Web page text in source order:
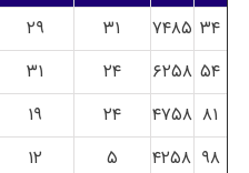
۳۴ ۷۴۸۵ ۳۱ ۲۹
۵۴ ۶۲۵۸ ۲۴ ۳۱
۸۱ ۴۷۵۸ ۲۴ ۱۹
۹۸ ۴۲۵۸ ۵ ۱۲